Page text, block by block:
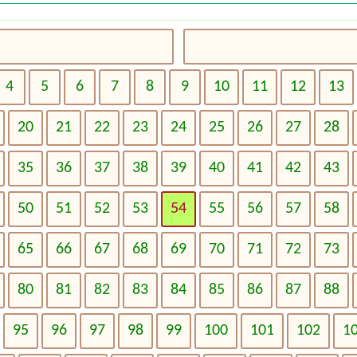
4 5 6 7 8 9 10 11 12 13
20 21 22 23 24 25 26 27 28
35 36 37 38 39 40 41 42 43
50 51 52 53 54 55 56 57 58
65 66 67 68 69 70 71 72 73
80 81 82 83 84 85 86 87 88
95 96 97 98 99 100 101 102